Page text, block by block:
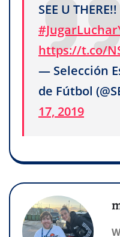
SEE U THERE!!
https://t.co/
— Selección
de Fútbol
17, 2019